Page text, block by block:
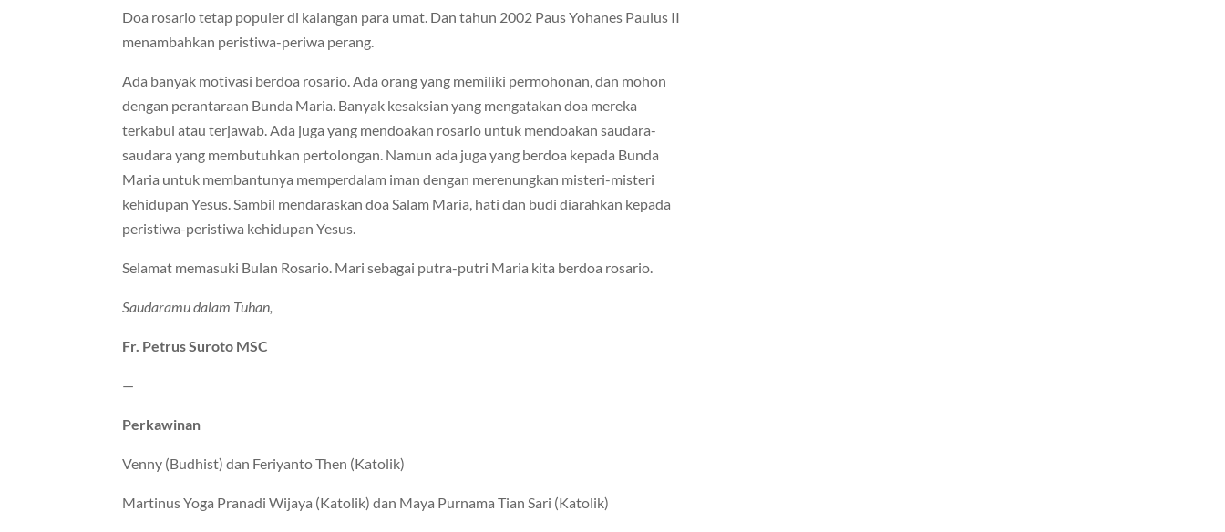
Doa rosario tetap populer di kalangan para umat. Dan tahun 2002 Paus Yohanes Paulus II
menambahkan peristiwa-periwa perang.
Ada banyak motivasi berdoa rosario. Ada orang yang memiliki permohonan, dan mohon
dengan perantaraan Bunda Maria. Banyak kesaksian yang mengatakan doa mereka
terkabul atau terjawab. Ada juga yang mendoakan rosario untuk mendoakan saudara-
saudara yang membutuhkan pertolongan. Namun ada juga yang berdoa kepada Bunda
Maria untuk membantunya memperdalam iman dengan merenungkan misteri-misteri
kehidupan Yesus. Sambil mendaraskan doa Salam Maria, hati dan budi diarahkan kepada
peristiwa-peristiwa kehidupan Yesus.
Selamat memasuki Bulan Rosario. Mari sebagai putra-putri Maria kita berdoa rosario.
Saudaramu dalam Tuhan,
Fr. Petrus Suroto MSC
—
Perkawinan
Venny (Budhist) dan Feriyanto Then (Katolik)
Martinus Yoga Pranadi Wijaya (Katolik) dan Maya Purnama Tian Sari (Katolik)